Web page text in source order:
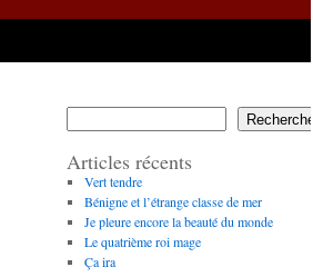
Rechercher
Articles récents
Vert tendre
Bénigne et l’étrange classe de mer
Je pleure encore la beauté du monde
Le quatrième roi mage
Ça ira